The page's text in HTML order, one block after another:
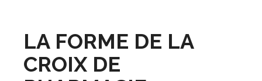
LA FORME DE LA
CROIX DE